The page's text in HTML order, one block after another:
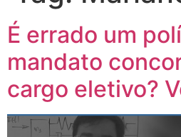
É errado um
mandato
cargo eletivo?